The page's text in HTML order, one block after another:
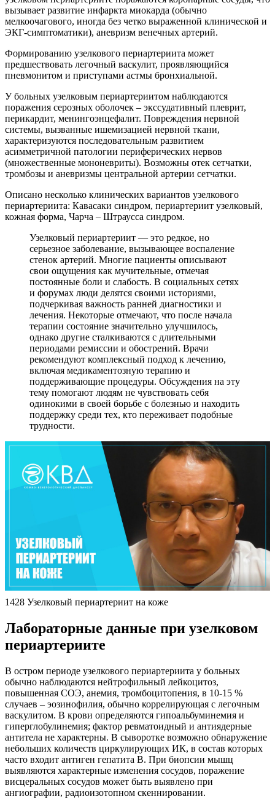
вызывает развитие инфаркта миокарда (обычно
мелкоочагового, иногда без четко выраженной клинической и
ЭКГ-симптоматики), аневризм венечных артерий.
Формированию узелкового периартериита может
предшествовать легочный васкулит, проявляющийся
пневмонитом и приступами астмы бронхиальной.
У больных узелковым периартериитом наблюдаются
поражения серозных оболочек – экссудативный плеврит,
перикардит, менингоэнцефалит. Повреждения нервной
системы, вызванные ишемизацией нервной ткани,
характеризуются последовательным развитием
асимметричной патологии периферических нервов
(множественные мононевриты). Возможны отек сетчатки,
тромбозы и аневризмы центральной артерии сетчатки.
Описано несколько клинических вариантов узелкового
периартериита: Кавасаки синдром, периартериит узелковый,
кожная форма, Чарча – Штраусса синдром.
Узелковый периартериит — это редкое, но
серьезное заболевание, вызывающее воспаление
стенок артерий. Многие пациенты описывают
свои ощущения как мучительные, отмечая
постоянные боли и слабость. В социальных сетях
и форумах люди делятся своими историями,
подчеркивая важность ранней диагностики и
лечения. Некоторые отмечают, что после начала
терапии состояние значительно улучшилось,
однако другие сталкиваются с длительными
периодами ремиссии и обострений. Врачи
рекомендуют комплексный подход к лечению,
включая медикаментозную терапию и
поддерживающие процедуры. Обсуждения на эту
тему помогают людям не чувствовать себя
одинокими в своей борьбе с болезнью и находить
поддержку среди тех, кто переживает подобные
трудности.
1428 Узелковый периартериит на коже
Лабораторные данные при узелковом
периартериите
В остром периоде узелкового периартериита у больных
обычно наблюдаются нейтрофильный лейкоцитоз,
повышенная СОЭ, анемия, тромбоцитопения, в 10-15 %
случаев – эозинофилия, обычно коррелирующая с легочным
васкулитом. В крови определяются гипоальбуминемия и
гиперглобулинемия; фактор ревматоидный и антиядерные
антитела не характерны. В сыворотке возможно обнаружение
небольших количеств циркулирующих ИК, в состав которых
часто входит антиген гепатита В. При биопсии мышц
выявляются характерные изменения сосудов, поражение
висцеральных сосудов может быть выявлено при
ангиографии, радиоизотопном скеннировании.